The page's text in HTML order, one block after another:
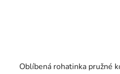
Oblíbená rohatinka pružné